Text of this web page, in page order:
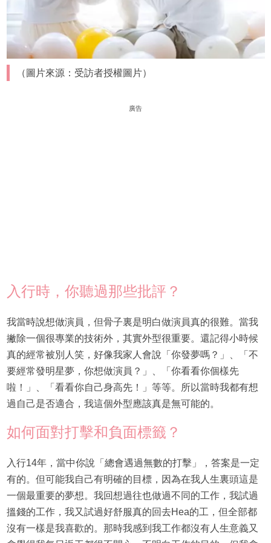
（圖片來源：受訪者授權圖片）
廣告
入行時，你聽過那些批評？
我當時說想做演員，但骨子裏是明白做演員真的很難。當我
撇除一個很專業的技術外，其實外型很重要。還記得小時候
真的經常被別人笑，好像我家人會說「你發夢嗎？」、「不
要經常發明星夢，你想做演員？」、「你看看你個樣先
啦！」、「看看你自己身高先！」等等。所以當時我都有想
過自己是否適合，我這個外型應該真是無可能的。
如何面對打擊和負面標籤？
入行14年，當中你說「總會遇過無數的打擊」，答案是一定
有的。但可能我自己有明確的目標，因為在我人生裏頭這是
一個最重要的夢想。我回想過往也做過不同的工作，我試過
搵錢的工作，我又試過好舒服真的回去Hea的工，但全部都
沒有一樣是我喜歡的。那時我感到我工作都沒有人生意義又